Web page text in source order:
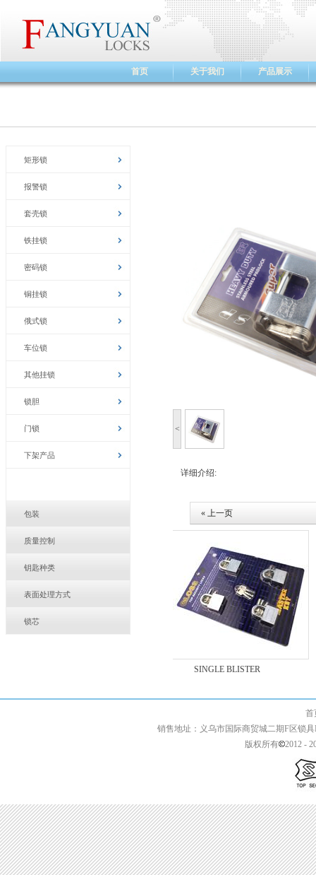
首页 关于我们 产品展示
矩形锁
报警锁
套壳锁
铁挂锁
密码锁
铜挂锁
俄式锁
车位锁
其他挂锁
锁胆
门锁
下架产品
包装
质量控制
钥匙种类
表面处理方式
锁芯
<
详细介绍:
« 上一页
SINGLE BLISTER
首页 | 关于我们
销售地址：义乌市国际商贸城二期F区锁具
版权所有
2012 -